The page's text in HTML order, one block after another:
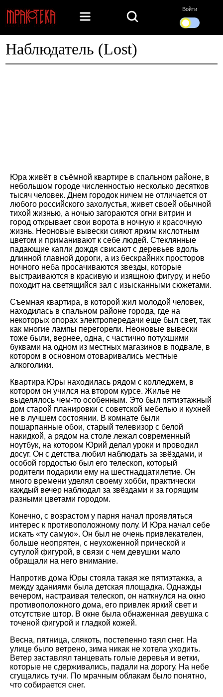
Войти
Наблюдатель (Lost)
Юра живёт в съёмной квартире в спальном районе, в
небольшом городе численностью несколько десятков
тысяч человек. Днем городок ничем не отличается от
любого российского захолустья, живет своей обычной
тихой жизнью, а ночью загораются огни витрин и
город открывает свои ворота в ночную и красочную
жизнь. Неоновые вывески сияют ярким кислотным
цветом и приманивают к себе людей. Стеклянные
падающие капли дождя свисают с деревьев вдоль
длинной главной дороги, а из бескрайних просторов
ночного неба просачиваются звезды, которые
выстраиваются в красивую и изящною фигуру, и небо
походит на светящийся зал с изысканными сюжетами.
Съемная квартира, в которой жил молодой человек,
находилась в спальном районе города, где на
некоторых опорах электропередачи еще был свет, так
как многие лампы перегорели. Неоновые вывески
тоже были, вернее, одна, с частично потухшими
буквами на одном из местных магазинов в подвале, в
котором в основном отоваривались местные
алкоголики.
Квартира Юры находилась рядом с колледжем, в
котором он учился на втором курсе. Жилье не
выделялось чем-то особенным. Это был пятиэтажный
дом старой планировки с советской мебелью и кухней
не в лучшем состоянии. В комнате были
пошарпанные обои, старый телевизор с белой
накидкой, а рядом на столе лежал современный
ноутбук, на котором Юрий делал уроки и проводил
досуг. Он с детства любил наблюдать за звёздами, и
особой гордостью был его телескоп, который
родители подарили ему на шестнадцатилетие. Он
много времени уделял своему хобби, практически
каждый вечер наблюдал за звёздами и за горящим
разными цветами городом.
Конечно, с возрастом у парня начал проявляться
интерес к противоположному полу. И Юра начал себе
искать «ту самую». Он был не очень привлекателен,
больше неопрятен, с неухоженной прической и
сутулой фигурой, в связи с чем девушки мало
обращали на него внимание.
Напротив дома Юры стояла такая же пятиэтажка, а
между зданиями была детская площадка. Однажды
вечером, настраивая телескоп, он наткнулся на окно
противоположного дома, его привлек яркий свет и
отсутствие штор. В окне была обнаженная девушка с
точеной фигурой и гладкой кожей.
Весна, пятница, слякоть, постепенно таял снег. На
улице было ветрено, зима никак не хотела уходить.
Ветер заставлял танцевать голые деревья и ветки,
которые не сдерживались, падали на дорогу. На небе
сгущались тучи. По мрачным облакам было понятно,
что собирается снег.